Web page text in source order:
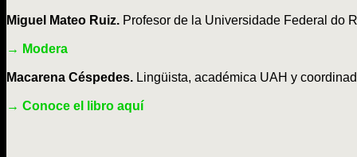
Miguel Mateo Ruiz. Profesor de la Universidade Federal do
→ Modera
Macarena Céspedes. Lingüista, académica UAH y
→ Conoce el libro aquí